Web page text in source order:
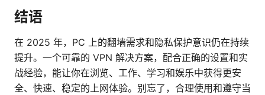
结语
在 2025 年，PC 上的翻墙需求和隐私保护意识仍在持续
提升。一个可靠的 VPN 解决方案，配合正确的设置和实
战经验，能让你在浏览、工作、学习和娱乐中获得更安
全、快速、稳定的上网体验。别忘了，合理使用和遵守当